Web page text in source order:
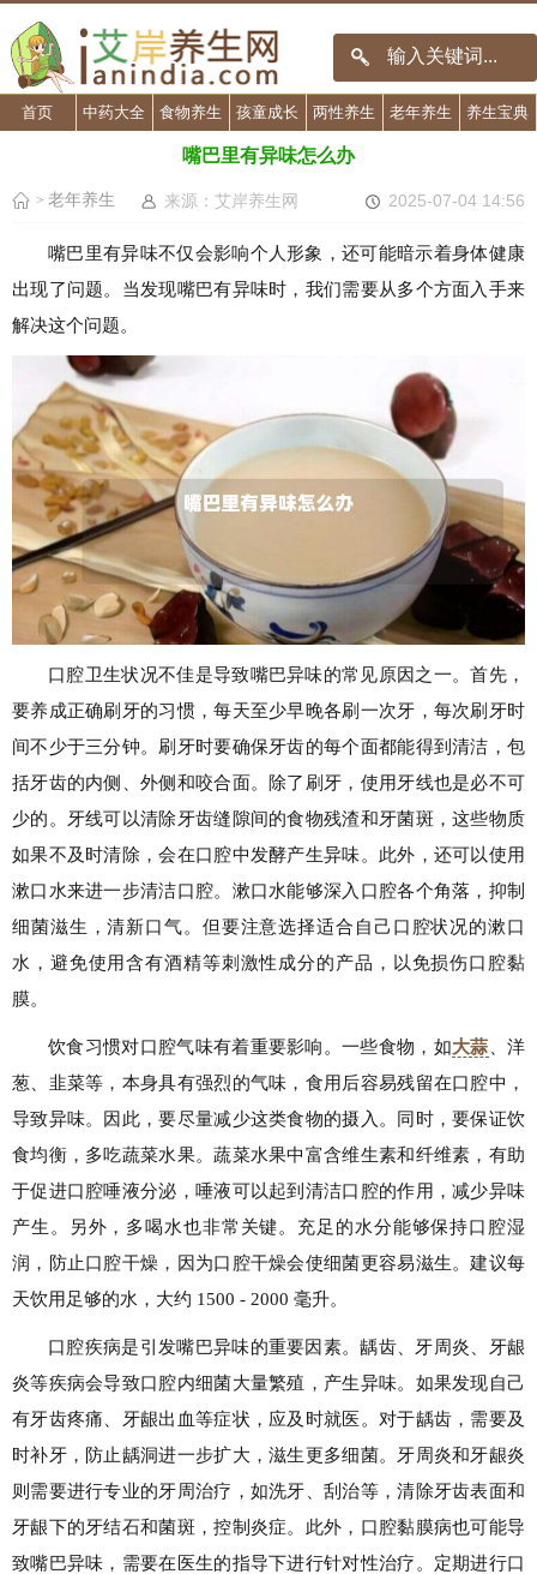
首页 中药大全 食物养生 孩童成长 两性养生 老年养生 养生宝典
嘴巴里有异味怎么办
> 老年养生 来源：艾岸养生网 2025-07-04 14:56
嘴巴里有异味不仅会影响个人形象，还可能暗示着身体健康
出现了问题。当发现嘴巴有异味时，我们需要从多个方面入手来
解决这个问题。
口腔卫生状况不佳是导致嘴巴异味的常见原因之一。首先，
要养成正确刷牙的习惯，每天至少早晚各刷一次牙，每次刷牙时
间不少于三分钟。刷牙时要确保牙齿的每个面都能得到清洁，包
括牙齿的内侧、外侧和咬合面。除了刷牙，使用牙线也是必不可
少的。牙线可以清除牙齿缝隙间的食物残渣和牙菌斑，这些物质
如果不及时清除，会在口腔中发酵产生异味。此外，还可以使用
漱口水来进一步清洁口腔。漱口水能够深入口腔各个角落，抑制
细菌滋生，清新口气。但要注意选择适合自己口腔状况的漱口
水，避免使用含有酒精等刺激性成分的产品，以免损伤口腔黏
膜。
饮食习惯对口腔气味有着重要影响。一些食物，如大蒜 、洋
葱、韭菜等，本身具有强烈的气味，食用后容易残留在口腔中，
导致异味。因此，要尽量减少这类食物的摄入。同时，要保证饮
食均衡，多吃蔬菜水果。蔬菜水果中富含维生素和纤维素，有助
于促进口腔唾液分泌，唾液可以起到清洁口腔的作用，减少异味
产生。另外，多喝水也非常关键。充足的水分能够保持口腔湿
润，防止口腔干燥，因为口腔干燥会使细菌更容易滋生。建议每
天饮用足够的水，大约 1500 - 2000 毫升。
口腔疾病是引发嘴巴异味的重要因素。龋齿、牙周炎、牙龈
炎等疾病会导致口腔内细菌大量繁殖，产生异味。如果发现自己
有牙齿疼痛、牙龈出血等症状，应及时就医。对于龋齿，需要及
时补牙，防止龋洞进一步扩大，滋生更多细菌。牙周炎和牙龈炎
则需要进行专业的牙周治疗，如洗牙、刮治等，清除牙齿表面和
牙龈下的牙结石和菌斑，控制炎症。此外，口腔黏膜病也可能导
致嘴巴异味，需要在医生的指导下进行针对性治疗。定期进行口